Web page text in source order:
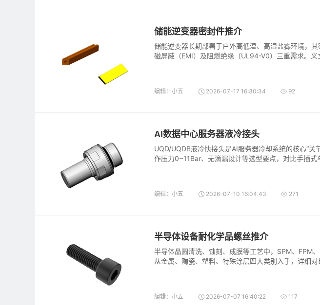
储能逆变器密封件推介
储能逆变器长期部署于户外高低温、高湿盐雾环境，
磁屏蔽（EMI）及阻燃绝缘（UL94-V0）三重需求。
编辑：小五 2026-07-17 16:30:34 92
AI数据中心服务器液冷接头
UQD/UQDB液冷快接头是AI服务器冷却系统的核心“
作压力0~11Bar、无滴漏设计等选型要点，对比手插
编辑：小五 2026-07-10 16:04:43 271
半导体设备耐化学品螺丝推介
半导体晶圆清洗、蚀刻、成膜等工艺中，SPM、FPM
从金属、陶瓷、塑料、特殊涂层四大类别入手，详细
编辑：小五 2026-07-07 16:40:22 117